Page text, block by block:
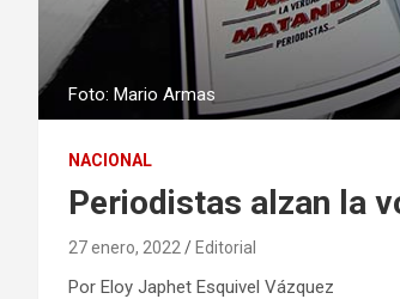
Foto: Mario Armas
NACIONAL
Periodistas alzan la
27 enero, 2022 Editorial
Por Eloy Japhet Esquivel Vázquez